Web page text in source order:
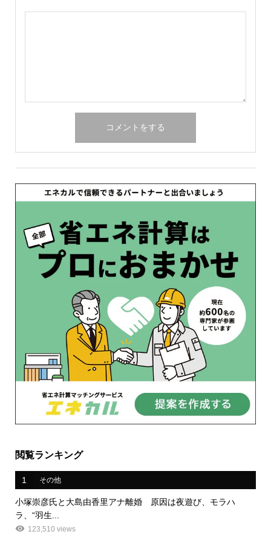
閲覧ランキング
1 その他
小塚崇彦氏と大島由香里アナ離婚 原因は夜遊び、モラハ
ラ、“羽生...
123,510 views